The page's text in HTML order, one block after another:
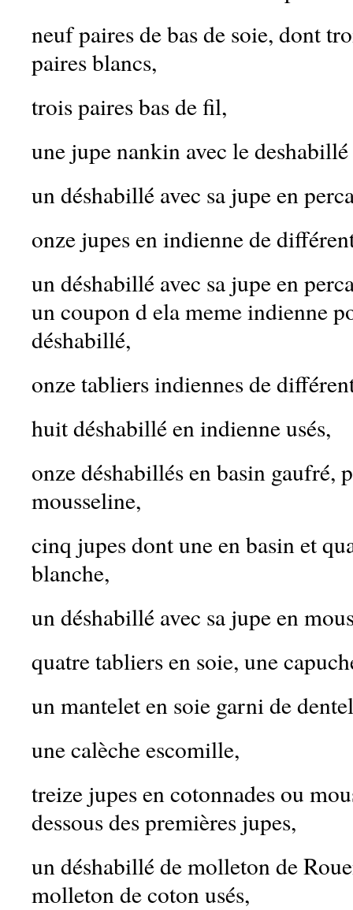
neuf paires de bas de soie, dont
paires blancs,
trois paires bas de fil,
une jupe nankin avec le
un déshabillé avec sa jupe en
onze jupes en indienne de
un déshabillé avec sa jupe en
un coupon d ela meme indienne
déshabillé,
onze tabliers indiennes de
huit déshabillé en indienne usés,
onze déshabillés en basin gaufré,
mousseline,
cinq jupes dont une en basin et
blanche,
un déshabillé avec sa jupe en
quatre tabliers en soie, une
un mantelet en soie garni de
une calèche escomille,
treize jupes en cotonnades ou
dessous des premières jupes,
un déshabillé de molleton de
molleton de coton usés,